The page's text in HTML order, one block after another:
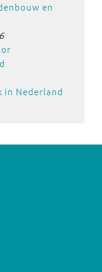
en
in Nederland